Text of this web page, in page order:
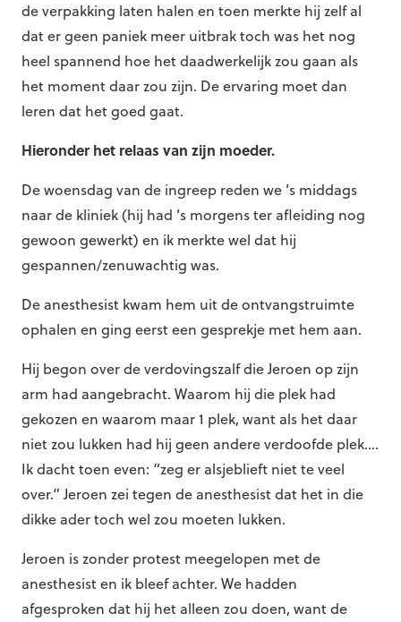
de verpakking laten halen en toen merkte hij zelf al
dat er geen paniek meer uitbrak toch was het nog
heel spannend hoe het daadwerkelijk zou gaan als
het moment daar zou zijn. De ervaring moet dan
leren dat het goed gaat.
Hieronder het relaas van zijn moeder.
De woensdag van de ingreep reden we ’s middags
naar de kliniek (hij had ’s morgens ter afleiding nog
gewoon gewerkt) en ik merkte wel dat hij
gespannen/zenuwachtig was.
De anesthesist kwam hem uit de ontvangstruimte
ophalen en ging eerst een gesprekje met hem aan.
Hij begon over de verdovingszalf die Jeroen op zijn
arm had aangebracht. Waarom hij die plek had
gekozen en waarom maar 1 plek, want als het daar
niet zou lukken had hij geen andere verdoofde plek….
Ik dacht toen even: “zeg er alsjeblieft niet te veel
over.” Jeroen zei tegen de anesthesist dat het in die
dikke ader toch wel zou moeten lukken.
Jeroen is zonder protest meegelopen met de
anesthesist en ik bleef achter. We hadden
afgesproken dat hij het alleen zou doen, want de